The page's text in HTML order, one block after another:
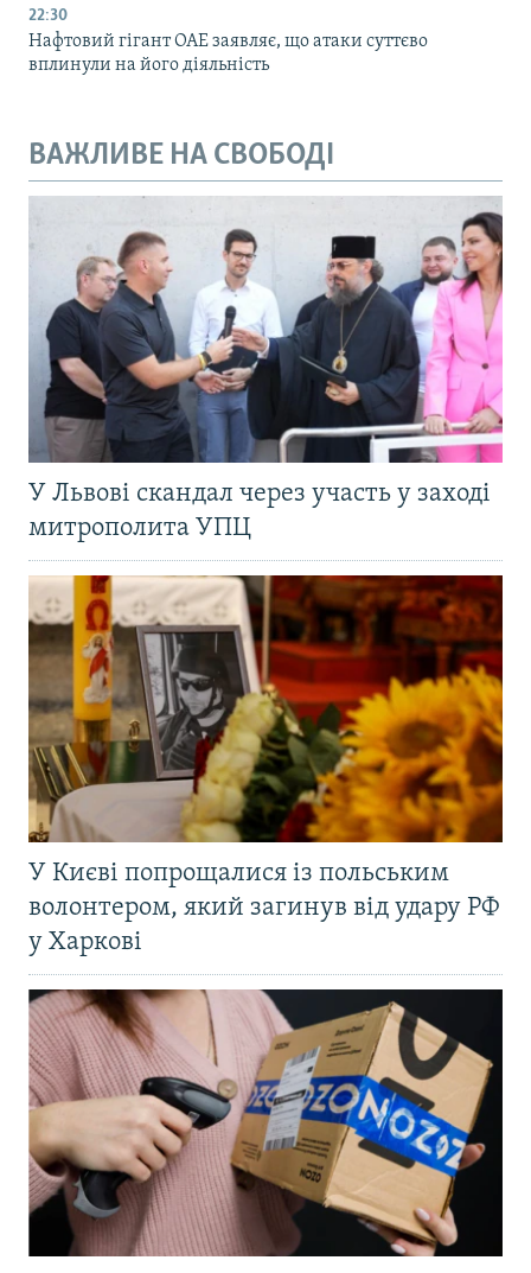
22:30
Нафтовий гігант ОАЕ заявляє, що атаки суттєво
вплинули на його діяльність
ВАЖЛИВЕ НА СВОБОДІ
У Львові скандал через участь у заході
митрополита УПЦ
У Києві попрощалися із польським
волонтером, який загинув від удару РФ
у Харкові